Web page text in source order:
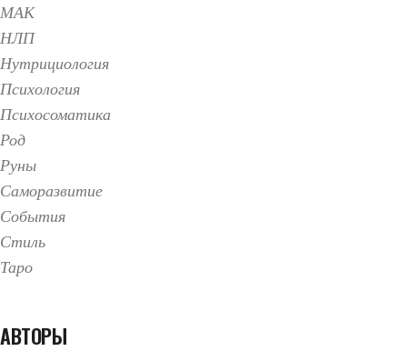
МАК
НЛП
Нутрициология
Психология
Психосоматика
Род
Руны
Саморазвитие
События
Стиль
Таро
АВТОРЫ